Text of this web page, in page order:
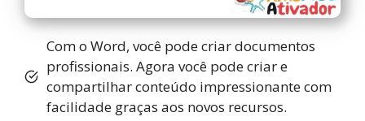
Com o Word, você pode criar documentos
profissionais. Agora você pode criar e
compartilhar conteúdo impressionante com
facilidade graças aos novos recursos.